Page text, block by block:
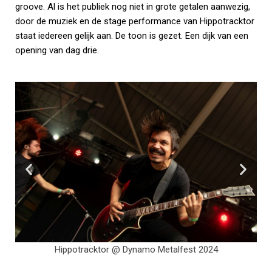
groove. Al is het publiek nog niet in grote getalen aanwezig,
door de muziek en de stage performance van Hippotracktor
staat iedereen gelijk aan. De toon is gezet. Een dijk van een
opening van dag drie.
Hippotracktor @ Dynamo Metalfest 2024